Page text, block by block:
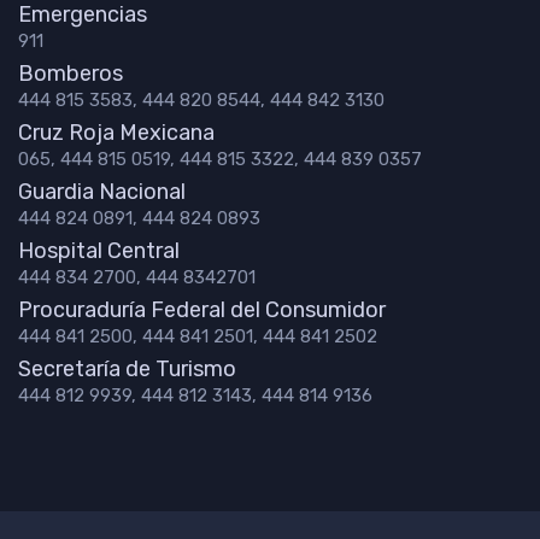
Emergencias
911
Bomberos
444 815 3583, 444 820 8544, 444 842 3130
Cruz Roja Mexicana
065, 444 815 0519, 444 815 3322, 444 839 0357
Guardia Nacional
444 824 0891, 444 824 0893
Hospital Central
444 834 2700, 444 8342701
Procuraduría Federal del Consumidor
444 841 2500, 444 841 2501, 444 841 2502
Secretaría de Turismo
444 812 9939, 444 812 3143, 444 814 9136